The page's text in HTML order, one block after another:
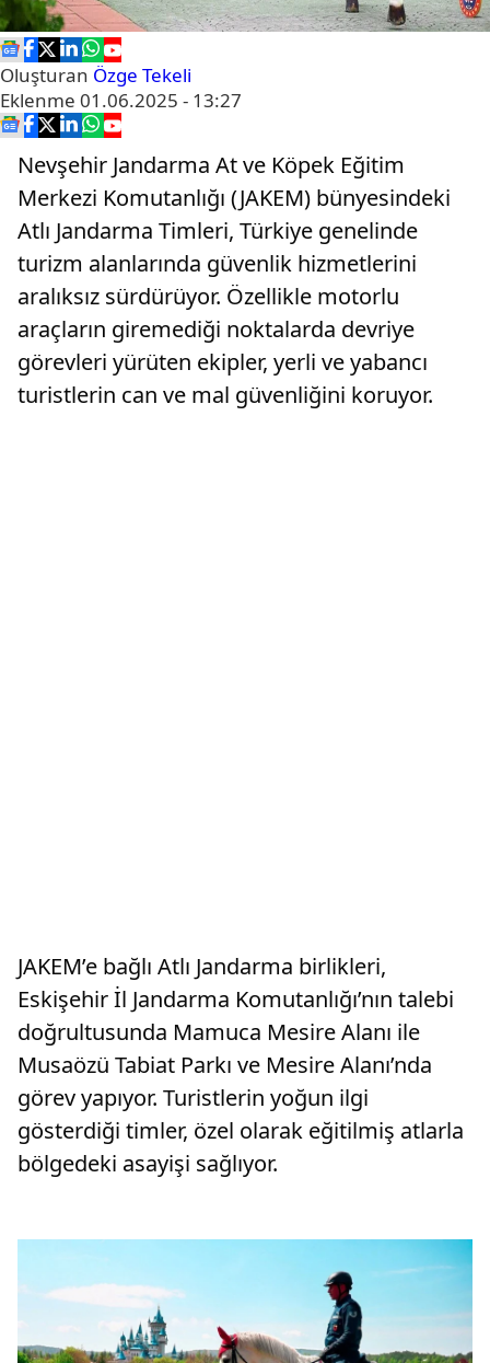
Oluşturan Özge Tekeli
Eklenme 01.06.2025 - 13:27
Nevşehir Jandarma At ve Köpek Eğitim
Merkezi Komutanlığı (JAKEM) bünyesindeki
Atlı Jandarma Timleri, Türkiye genelinde
turizm alanlarında güvenlik hizmetlerini
aralıksız sürdürüyor. Özellikle motorlu
araçların giremediği noktalarda devriye
görevleri yürüten ekipler, yerli ve yabancı
turistlerin can ve mal güvenliğini koruyor.
JAKEM’e bağlı Atlı Jandarma birlikleri,
Eskişehir İl Jandarma Komutanlığı’nın talebi
doğrultusunda Mamuca Mesire Alanı ile
Musaözü Tabiat Parkı ve Mesire Alanı’nda
görev yapıyor. Turistlerin yoğun ilgi
gösterdiği timler, özel olarak eğitilmiş atlarla
bölgedeki asayişi sağlıyor.